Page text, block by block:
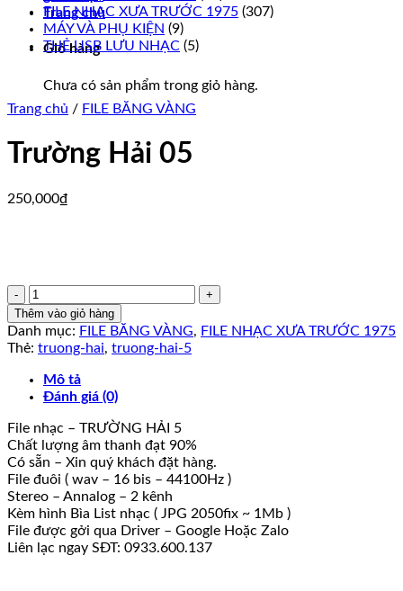
Trang chủ
Giỏ hàng
Chưa có sản phẩm trong giỏ hàng.
FILE NHẠC XƯA TRƯỚC 1975 (307)
MÁY VÀ PHỤ KIỆN (9)
THẺ USB LƯU NHẠC (5)
Trang chủ / FILE BĂNG VÀNG
Trường Hải 05
250,000₫
Trường
Hải
05
số
Thêm vào giỏ hàng
Danh mục: FILE BĂNG VÀNG, FILE NHẠC XƯA TRƯỚC 1975
Thẻ: truong-hai, truong-hai-5
Mô tả
Đánh giá (0)
File nhạc – TRƯỜNG HẢI 5
Chất lượng âm thanh đạt 90%
Có sẵn – Xin quý khách đặt hàng.
File đuôi ( wav – 16 bis – 44100Hz )
Stereo – Annalog – 2 kênh
Kèm hình Bìa List nhạc ( JPG 2050fix ~ 1Mb )
File được gởi qua Driver – Google Hoặc Zalo
Liên lạc ngay SĐT: 0933.600.137